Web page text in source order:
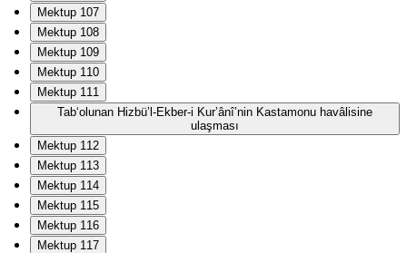
Mektup 107
Mektup 108
Mektup 109
Mektup 110
Mektup 111
Tab‘olunan Hizbü’l-Ekber-i Kur’ânî’nin Kastamonu havâlisine
ulaşması
Mektup 112
Mektup 113
Mektup 114
Mektup 115
Mektup 116
Mektup 117